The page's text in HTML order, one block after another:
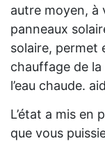
autre moyen, à
panneaux
solaire, permet
chauffage de la
l’eau chaude.
L’état a mis en
que vous